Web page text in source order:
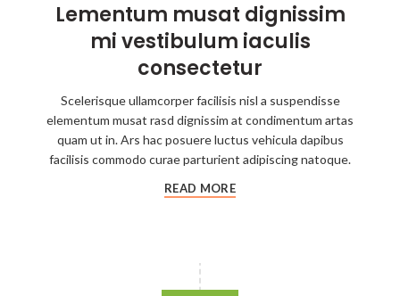
Lementum musat dignissim
mi vestibulum iaculis
consectetur
Scelerisque ullamcorper facilisis nisl a suspendisse
elementum musat rasd dignissim at condimentum artas
quam ut in. Ars hac posuere luctus vehicula dapibus
facilisis commodo curae parturient adipiscing natoque.
READ MORE